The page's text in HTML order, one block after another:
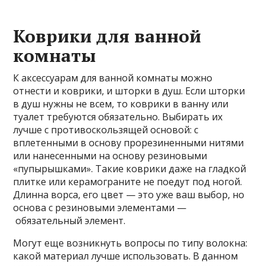
Коврики для ванной
комнаты
К аксессуарам для ванной комнаты можно
отнести и коврики, и шторки в душ. Если шторки
в душ нужны не всем, то коврики в ванну или
туалет требуются обязательно. Выбирать их
лучше с противоскользящей основой: с
вплетенными в основу прорезиненными нитями
или нанесенными на основу резиновыми
«пупырышками». Такие коврики даже на гладкой
плитке или керамограните не поедут под ногой.
Длинна ворса, его цвет — это уже ваш выбор, но
основа с резиновыми элементами —
обязательный элемент.
Могут еще возникнуть вопросы по типу волокна:
какой материал лучше использовать. В данном